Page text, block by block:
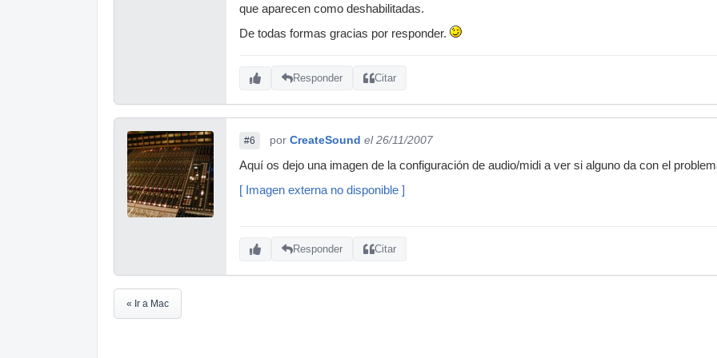
que aparecen como deshabilitadas.
De todas formas gracias por responder.
Responder Citar
#6 por CreateSound el 26/11/2007
Aquí os dejo una imagen de la configuración de audio/midi a ver si alguno da con el
[ Imagen externa no disponible ]
Responder Citar
« Ir a Mac